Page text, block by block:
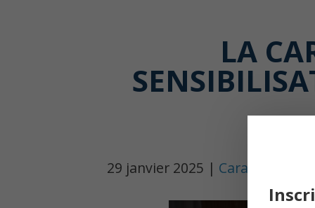
LA
29 janvier 2025 | Caravane de